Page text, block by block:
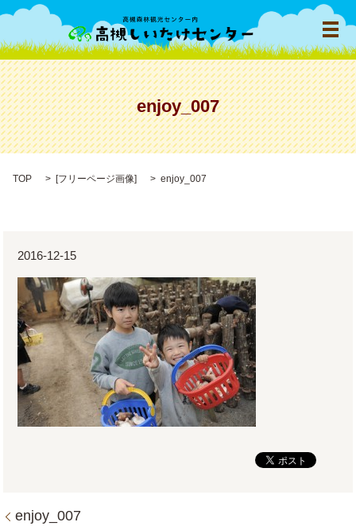
メ
enjoy_007
TOP [フリーページ画像] enjoy_007
2016-12-15
enjoy_007